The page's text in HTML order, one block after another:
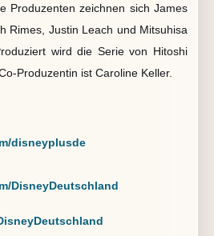
Produzenten zeichnen sich James
Rimes, Justin Leach und Mitsuhisa
wird die Serie von Hitoshi
Produzentin ist Caroline Keller.
disneyplusde
DisneyDeutschland